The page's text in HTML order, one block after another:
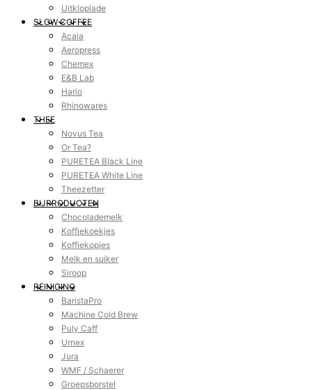
Uitkloplade
SLOW COFFEE
Acaia
Aeropress
Chemex
E&B Lab
Hario
Rhinowares
THEE
Novus Tea
Or Tea?
PURETEA Black Line
PURETEA White Line
Theezetter
BIJPRODUCTEN
Chocolademelk
Koffiekoekjes
Koffiekopjes
Melk en suiker
Siroop
REINIGING
BaristaPro
Machine Cold Brew
Puly Caff
Urnex
Jura
WMF / Schaerer
Groepsborstel